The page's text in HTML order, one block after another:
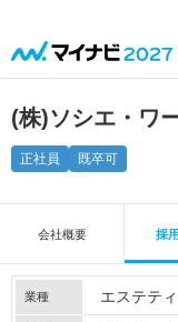
(株)ソシエ・ワ
正社員 既卒可
会社概要 採
業種 エステテ